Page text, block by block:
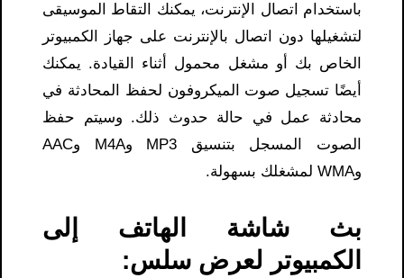
باستخدام اتصال الإنترنت، يمكنك التقاط الموسيقى
لتشغيلها دون اتصال بالإنترنت على جهاز الكمبيوتر
الخاص بك أو مشغل محمول أثناء القيادة. يمكنك
أيضًا تسجيل صوت الميكروفون لحفظ المحادثة في
محادثة عمل في حالة حدوث ذلك. وسيتم حفظ
الصوت المسجل بتنسيق MP3 وM4A وAAC
وWMA لمشغلك بسهولة.
بث شاشة الهاتف إلى
الكمبيوتر لعرض سلس: